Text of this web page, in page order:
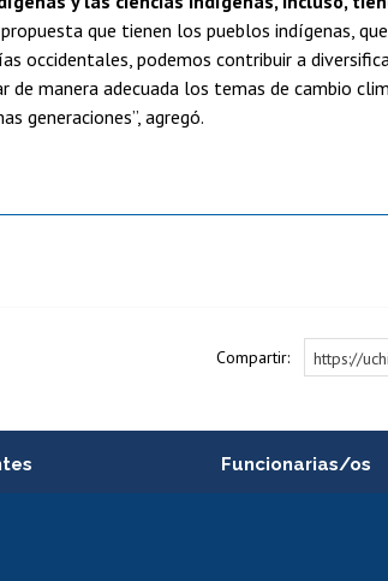
que tienen los pueblos indígenas,
occidentales, podemos contribuir a
de manera adecuada los temas de cambio
generaciones”, agregó.
Compartir: https://
Funcionarias/os